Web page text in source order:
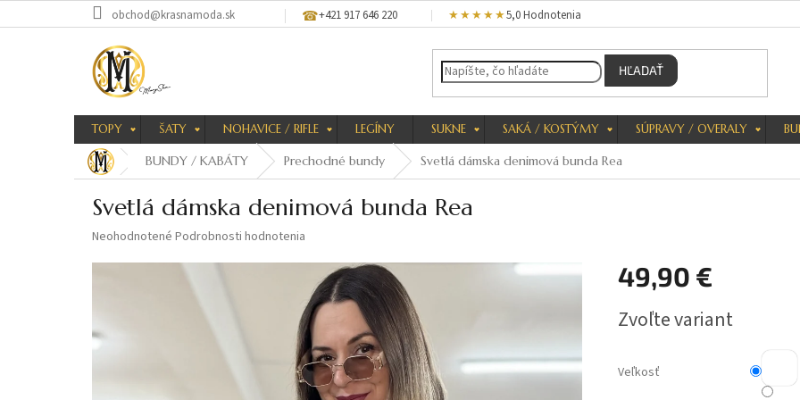
na
obchod@krasnamoda.sk +421 917 646 220 ★★★★★5,0 Hodnotenia
HĽADAŤ
TOPY ŠATY NOHAVICE / RIFLE LEGÍNY SUKNE SAKÁ / KOSTÝMY SÚPRAVY / OVERALY
BUNDY / KABÁTY Prechodné bundy Svetlá dámska denimová bunda Rea
Svetlá dámska denimová bunda Rea
Priemerné
5
Neohodnotené Podrobnosti hodnotenia
49,90 €
cena:
Zvoľte variant
Veľkosť